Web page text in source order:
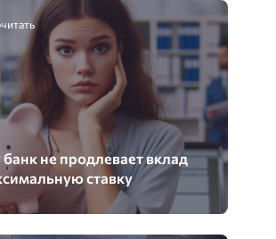
не продлевает вклад
ставку